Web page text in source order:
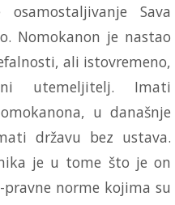
Sava
Nomokanon je nastao
ali istovremeno,
utemeljitelj. Imati
u današnje
državu bez ustava.
je u tome što je on
norme kojima su